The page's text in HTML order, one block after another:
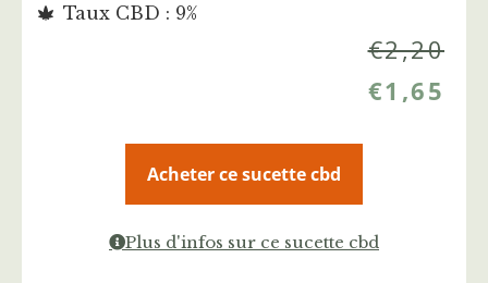
Taux CBD : 9%
€2,20
€1,65
Acheter ce sucette cbd
Plus d'infos sur ce sucette cbd